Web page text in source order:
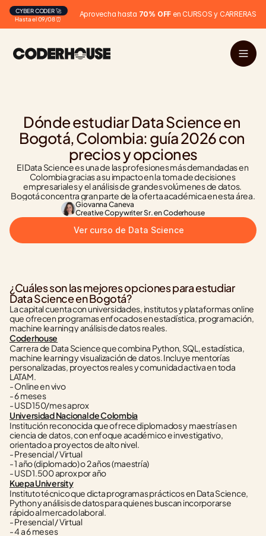
Hasta el 09/08 ⏰
CYBER CODER 🚀 Aprovecha hasta 70% OFF en CURSOS y CARRERAS
Dónde estudiar Data Science en
Bogotá, Colombia: guía 2026 con
precios y opciones
El Data Science es una de las profesiones más demandadas en
Colombia gracias a su impacto en la toma de decisiones
empresariales y el análisis de grandes volúmenes de datos.
Bogotá concentra gran parte de la oferta académica en esta área.
Giovanna Caneva
Creative Copywriter Sr. en Coderhouse
Ver curso de Data Science
¿Cuáles son las mejores opciones para estudiar
Data Science en Bogotá?
La capital cuenta con universidades, institutos y plataformas online
que ofrecen programas enfocados en estadística, programación,
machine learning y análisis de datos reales.
Coderhouse
Carrera de Data Science que combina Python, SQL, estadística,
machine learning y visualización de datos. Incluye mentorías
personalizadas, proyectos reales y comunidad activa en toda
LATAM.
- Online en vivo
- 6 meses
- USD 150/mes aprox
Universidad Nacional de Colombia
Institución reconocida que ofrece diplomados y maestrías en
ciencia de datos, con enfoque académico e investigativo,
orientado a proyectos de alto nivel.
- Presencial / Virtual
- 1 año (diplomado) o 2 años (maestría)
- USD 1.500 aprox por año
Kuepa University
Instituto técnico que dicta programas prácticos en Data Science,
Python y análisis de datos para quienes buscan incorporarse
rápido al mercado laboral.
- Presencial / Virtual
- 4 a 6 meses